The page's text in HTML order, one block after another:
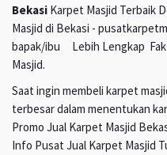
Bekasi Karpet Masjid Terbaik
Masjid di Bekasi -
bapak/ibu Lebih Lengkap
Masjid.
Saat ingin membeli karpet
terbesar dalam menentukan
Promo Jual Karpet Masjid
Info Pusat Jual Karpet Masjid